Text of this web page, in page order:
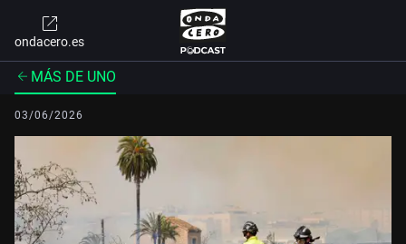
ondacero.es
MÁS DE UNO
03/06/2026